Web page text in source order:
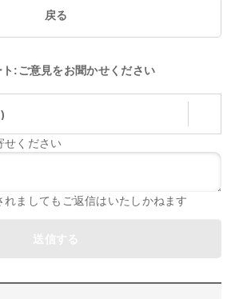
戻る
ト:ご意見をお聞かせください
せください
れましてもご返信はいたしかねます